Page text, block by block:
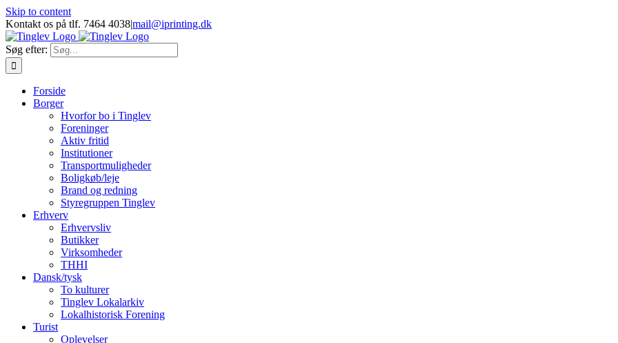
Skip to content
Kontakt os på tlf. 7464 4038|mail@iprinting.dk
Søg efter:
Forside
Borger
Hvorfor bo i Tinglev
Foreninger
Aktiv fritid
Institutioner
Transportmuligheder
Boligkøb/leje
Brand og redning
Styregruppen Tinglev
Erhverv
Erhvervsliv
Butikker
Virksomheder
THHI
Dansk/tysk
To kulturer
Tinglev Lokalarkiv
Lokalhistorisk Forening
Turist
Oplevelser